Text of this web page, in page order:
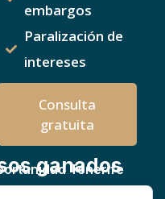
ganados
Tenerife
embargos
Paralización de
intereses
Consulta
gratuita